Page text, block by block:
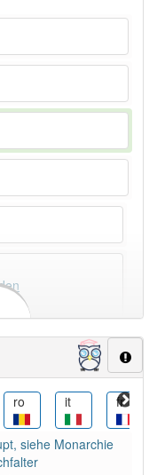
(N) und
ro it fr
siehe Monarchie